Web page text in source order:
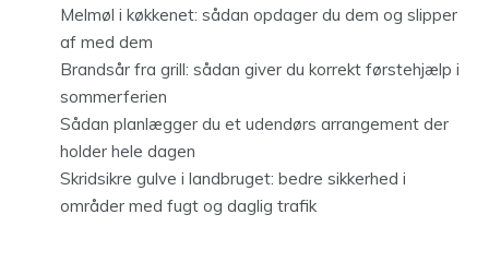
Melmøl i køkkenet: sådan opdager du dem og slipper
af med dem
Brandsår fra grill: sådan giver du korrekt førstehjælp i
sommerferien
Sådan planlægger du et udendørs arrangement der
holder hele dagen
Skridsikre gulve i landbruget: bedre sikkerhed i
områder med fugt og daglig trafik